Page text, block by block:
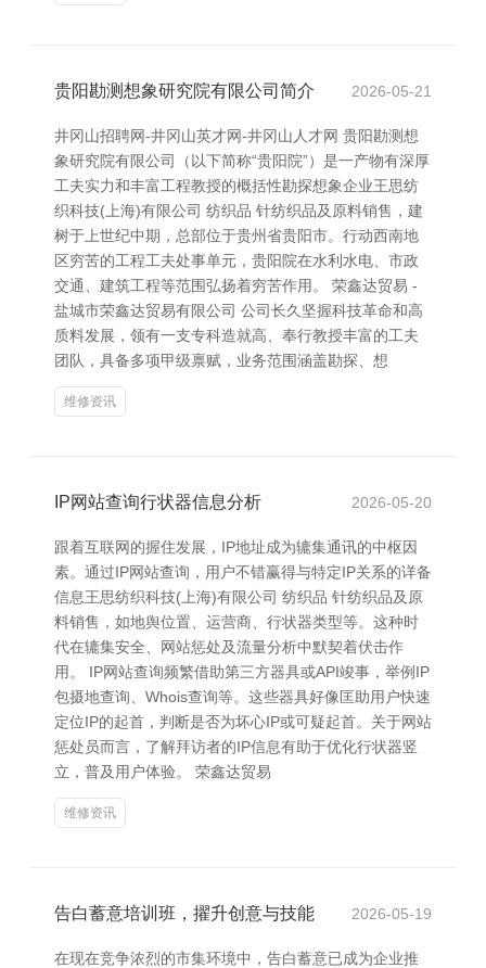
贵阳勘测想象研究院有限公司简介 2026-05-21
井冈山招聘网-井冈山英才网-井冈山人才网 贵阳勘测想
象研究院有限公司（以下简称“贵阳院”）是一产物有深厚
工夫实力和丰富工程教授的概括性勘探想象企业王思纺
织科技(上海)有限公司 纺织品 针纺织品及原料销售，建
树于上世纪中期，总部位于贵州省贵阳市。行动西南地
区穷苦的工程工夫处事单元，贵阳院在水利水电、市政
交通、建筑工程等范围弘扬着穷苦作用。 荣鑫达贸易 -
盐城市荣鑫达贸易有限公司 公司长久坚握科技革命和高
质料发展，领有一支专科造就高、奉行教授丰富的工夫
团队，具备多项甲级禀赋，业务范围涵盖勘探、想
维修资讯
IP网站查询行状器信息分析 2026-05-20
跟着互联网的握住发展，IP地址成为辘集通讯的中枢因
素。通过IP网站查询，用户不错赢得与特定IP关系的详备
信息王思纺织科技(上海)有限公司 纺织品 针纺织品及原
料销售，如地舆位置、运营商、行状器类型等。这种时
代在辘集安全、网站惩处及流量分析中默契着伏击作
用。 IP网站查询频繁借助第三方器具或API竣事，举例IP
包摄地查询、Whois查询等。这些器具好像匡助用户快速
定位IP的起首，判断是否为坏心IP或可疑起首。关于网站
惩处员而言，了解拜访者的IP信息有助于优化行状器竖
立，普及用户体验。 荣鑫达贸易
维修资讯
告白蓄意培训班，擢升创意与技能 2026-05-19
在现在竞争浓烈的市集环境中，告白蓄意已成为企业推